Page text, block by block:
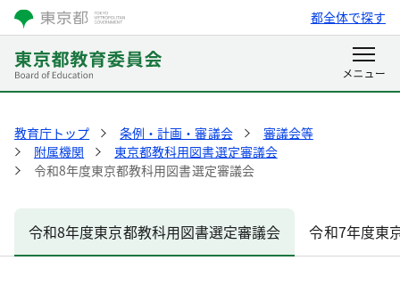
都全体で探す
教育庁トップ 条例・計画・審議会
審議会等
附属機関
東京都教科用図書選定審議会
令和8年度東京都教科用図書選定審議会
令和8年度東京都教科用図書選定審議会 令和7年度東